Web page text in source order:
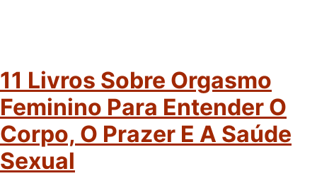
11 Livros Sobre Orgasmo
Feminino Para Entender O
Corpo, O Prazer E A Saúde
Sexual